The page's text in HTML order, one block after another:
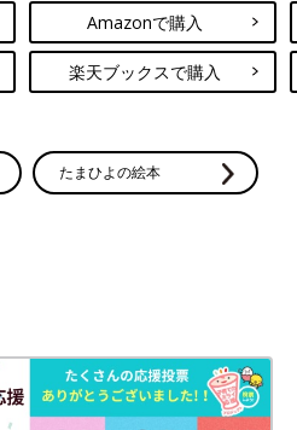
Amazonで購入
楽天ブックスで購入
たまひよの絵本